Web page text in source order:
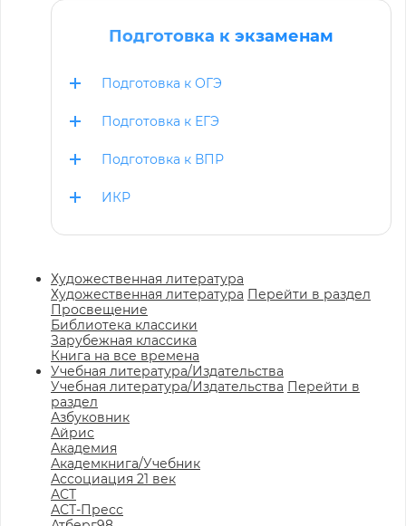
Подготовка к экзаменам
Подготовка к ОГЭ
Подготовка к ЕГЭ
Подготовка к ВПР
ИКР
Художественная литература
Художественная литература Перейти в раздел
Просвещение
Библиотека классики
Зарубежная классика
Книга на все времена
Учебная литература/Издательства
Учебная литература/Издательства Перейти в
раздел
Азбуковник
Айрис
Академия
Академкнига/Учебник
Ассоциация 21 век
АСТ
АСТ-Пресс